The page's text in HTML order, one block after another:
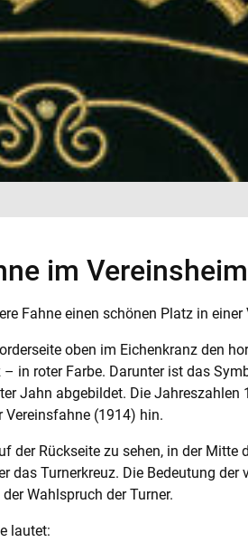
im Vereinsheim
Fahne einen schönen Platz in
oben im Eichenkranz den
in roter Farbe. Darunter ist das
Jahn abgebildet. Die
(1914) hin.
der Rückseite zu sehen, in der Mitte
das Turnerkreuz. Die Bedeutung
Wahlspruch der Turner.
lautet: